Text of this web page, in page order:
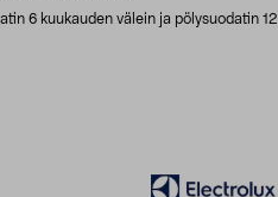
6 kuukauden välein ja pölysuodatin 12